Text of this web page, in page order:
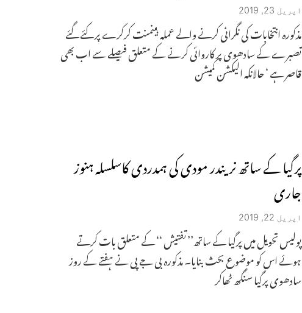
اپریل 23, 2019
مذکورہ انتخابات کی نگرانی کرنے والے عملہ ہینمنت کرکرے پر کئے گئے
تصبرے کے سادھوی پر کاروائی کرنے کے متعلق فیصلے سے اب بھی
قاصر ہے ‘ حالانکہ الیکشن کمیشن
پرگیا کے ساتھ نریندر مودی کی ہمدردی کاسلسلہ ہنوز
جاری
اپریل 22, 2019
پولیس تحویل میں پرگیا کے ساتھ’’ تفتیش ‘‘ کے متعلق بات کرتے
ہوئے اس کو موضوع بحث بنایا۔ مذکورہ بی جے پی نے ہفتے کے روز
سادھوی پرگیا سنگھ ٹھاکر